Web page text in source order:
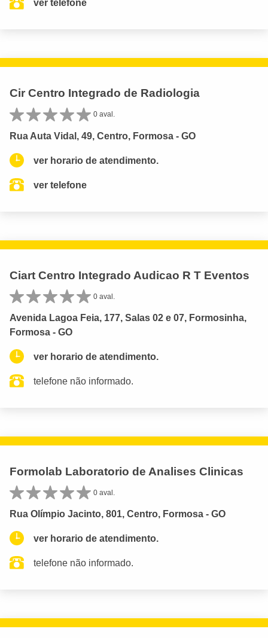
ver telefone
Cir Centro Integrado de Radiologia
0 aval.
Rua Auta Vidal, 49, Centro, Formosa - GO
ver horario de atendimento.
ver telefone
Ciart Centro Integrado Audicao R T Eventos
0 aval.
Avenida Lagoa Feia, 177, Salas 02 e 07, Formosinha,
Formosa - GO
ver horario de atendimento.
telefone não informado.
Formolab Laboratorio de Analises Clinicas
0 aval.
Rua Olímpio Jacinto, 801, Centro, Formosa - GO
ver horario de atendimento.
telefone não informado.